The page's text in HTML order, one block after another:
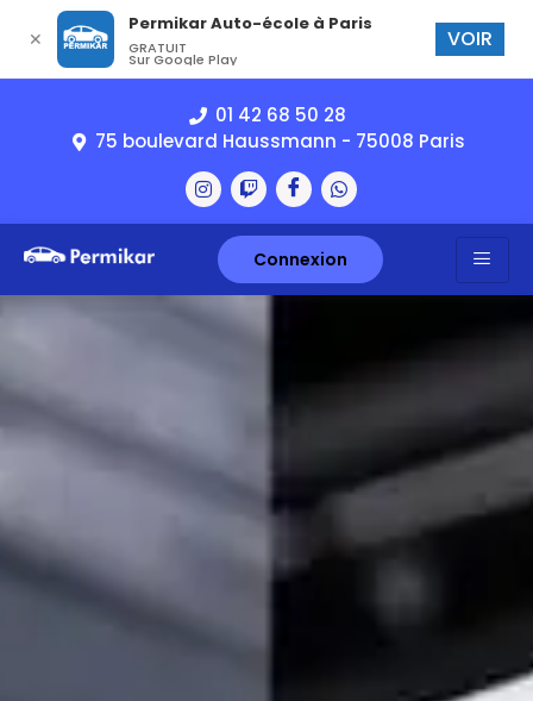
01 42 68 50 28
75 boulevard Haussmann - 75008 Paris
Connexion
✕
Permikar Auto-école à Paris
GRATUIT
Sur Google Play
VOIR